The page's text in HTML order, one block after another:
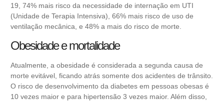
19, 74% mais risco da necessidade de internação em UTI
(Unidade de Terapia Intensiva), 66% mais risco de uso de
ventilação mecânica, e 48% a mais do risco de morte.
Obesidade e mortalidade
Atualmente, a obesidade é considerada a segunda causa de
morte evitável, ficando atrás somente dos acidentes de trânsito.
O risco de desenvolvimento da diabetes em pessoas obesas é
10 vezes maior e para hipertensão 3 vezes maior. Além disso,